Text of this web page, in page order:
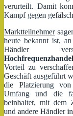
verurteilt. Damit
Kampf gegen
Marktteilnehmer
heute bekannt ist,
Händler
Vorteil zu
Geschäft ausgeführt
die Platzierung
Umfang und die
beinhaltet, mit dem
und andere Händler